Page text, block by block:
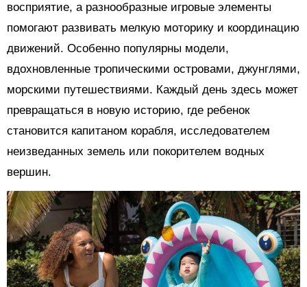
восприятие, а разнообразные игровые элементы
помогают развивать мелкую моторику и координацию
движений. Особенно популярны модели,
вдохновленные тропическими островами, джунглями,
морскими путешествиями. Каждый день здесь может
превращаться в новую историю, где ребенок
становится капитаном корабля, исследователем
неизведанных земель или покорителем водных
вершин.